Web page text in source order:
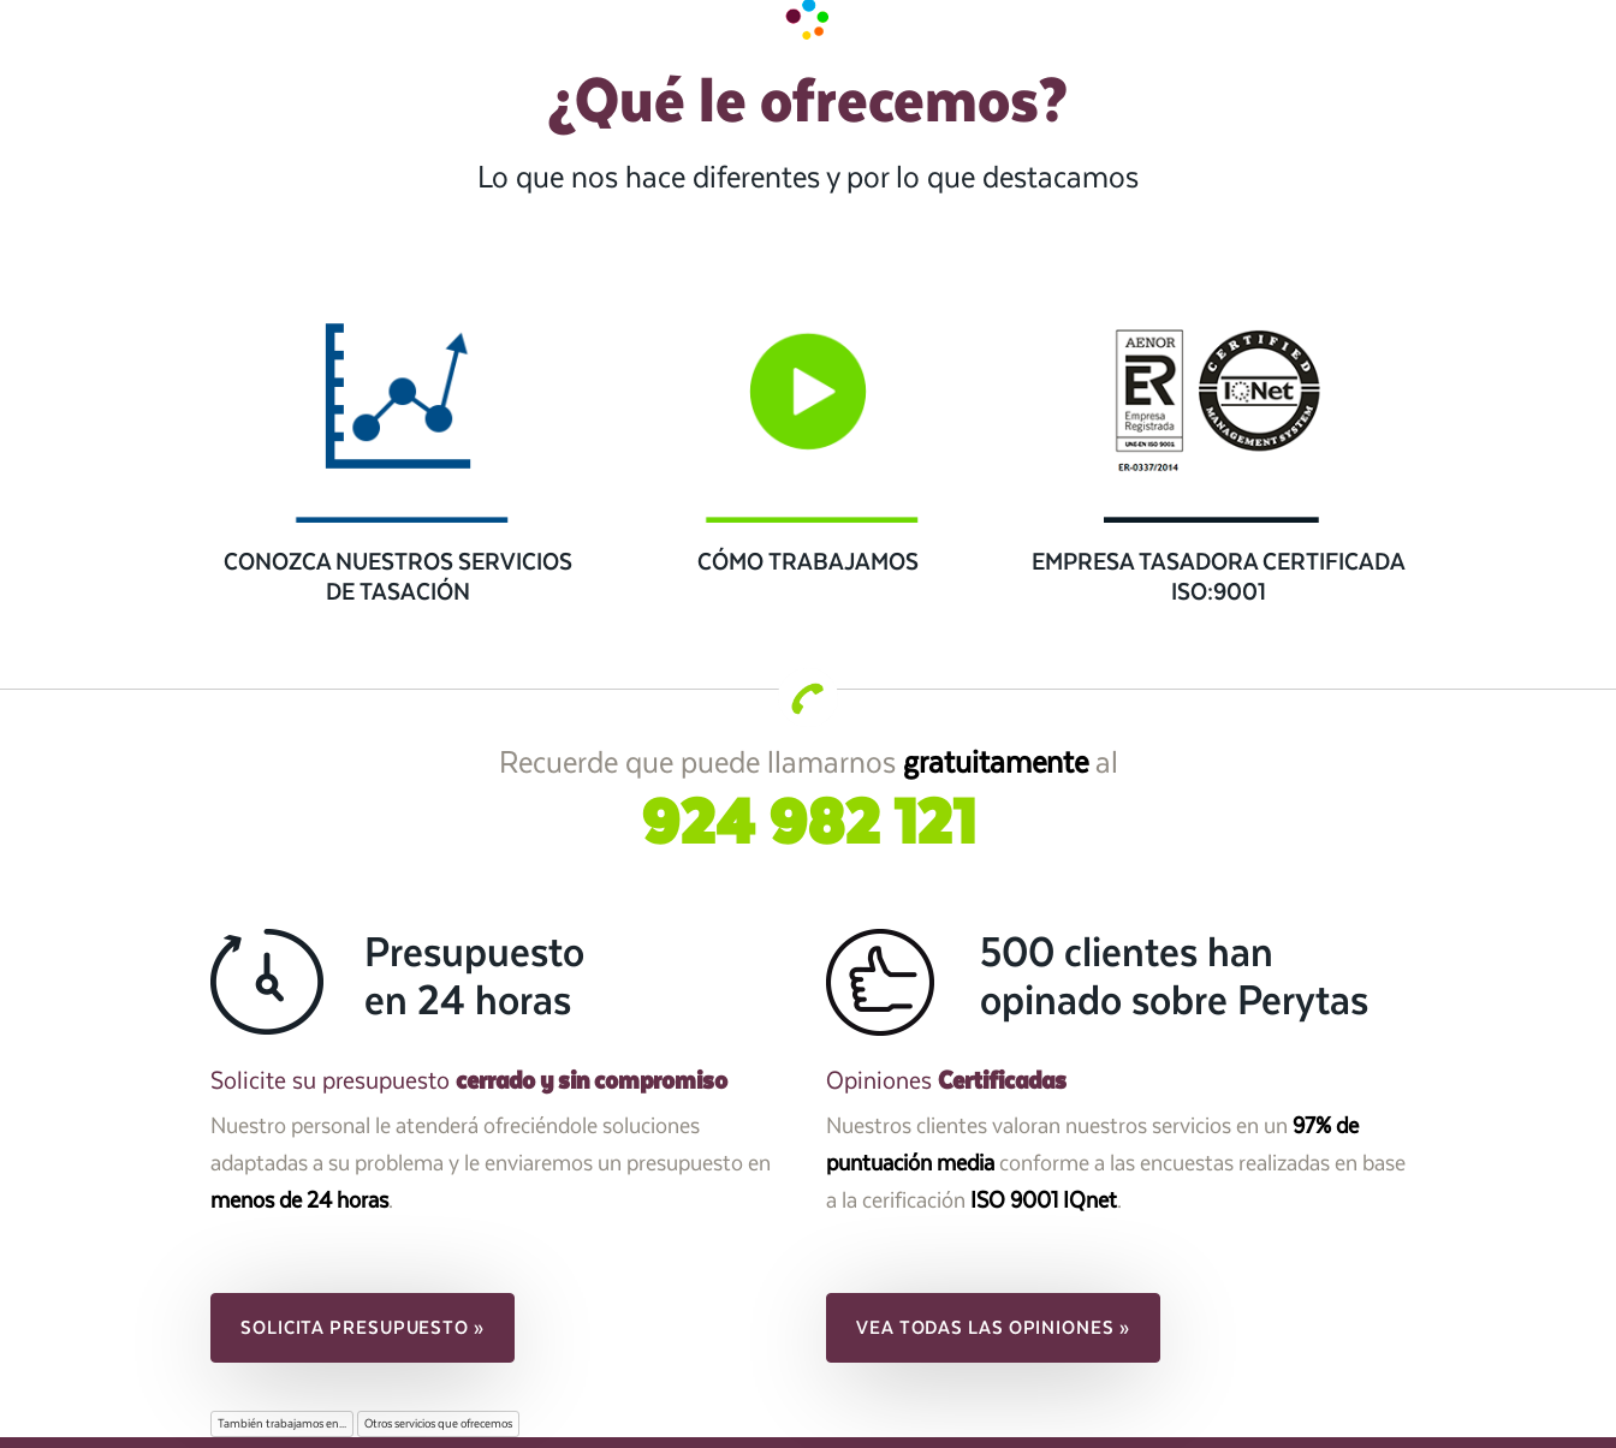
¿Qué le ofrecemos?
Lo que nos hace diferentes y por lo que destacamos
CONOZCA NUESTROS SERVICIOS
DE TASACIÓN
CÓMO TRABAJAMOS
EMPRESA TASADORA CERTIFICADA
ISO:9001
Recuerde que puede llamarnos gratuitamenteal
924 982 121
Presupuesto
en 24 horas
Solicite su presupuesto cerrado y sin compromiso
Nuestro personal le atenderá ofreciéndole soluciones
adaptadas a su problema y le enviaremos un presupuesto en
menos de 24 horas.
SOLICITA PRESUPUESTO »
500 clientes han
opinado sobre Perytas
Opiniones Certificadas
Nuestros clientes valoran nuestros servicios en un 97% de
puntuación mediaconforme a las encuestas realizadas en base
a la cerificación ISO 9001 IQnet.
VEA TODAS LAS OPINIONES »
También trabajamos en... Otros servicios que ofrecemos